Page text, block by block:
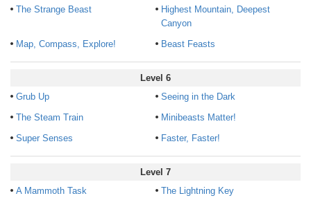
The Strange Beast
Highest Mountain, Deepest
Canyon
Map, Compass, Explore!
Beast Feasts
Level 6
Grub Up
Seeing in the Dark
The Steam Train
Minibeasts Matter!
Super Senses
Faster, Faster!
Level 7
A Mammoth Task
The Lightning Key